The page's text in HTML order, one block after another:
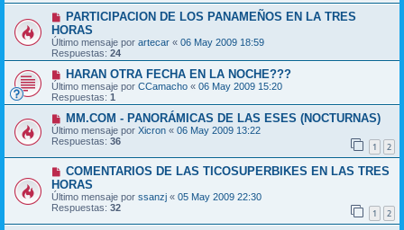
PARTICIPACION DE LOS PANAMEÑOS EN LA TRES
HORAS
Último mensaje por artecar « 06 May 2009 18:59
Respuestas: 24
HARAN OTRA FECHA EN LA NOCHE???
Último mensaje por CCamacho « 06 May 2009 15:20
Respuestas: 1
MM.COM - PANORÁMICAS DE LAS ESES (NOCTURNAS)
Último mensaje por Xicron « 06 May 2009 13:22
Respuestas: 36 1 2
COMENTARIOS DE LAS TICOSUPERBIKES EN LAS TRES
HORAS
Último mensaje por ssanzj « 05 May 2009 22:30
Respuestas: 32 1 2